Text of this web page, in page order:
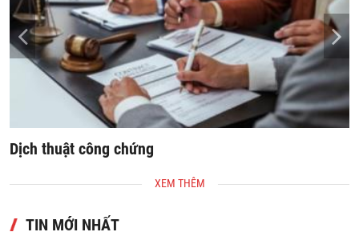
Dịch thuật công chứng
XEM THÊM
TIN MỚI NHẤT